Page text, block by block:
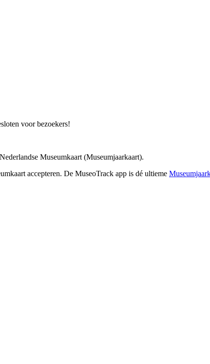
voor bezoekers!
Museumkaart (Museumjaarkaart).
accepteren. De MuseoTrack app is dé ultieme